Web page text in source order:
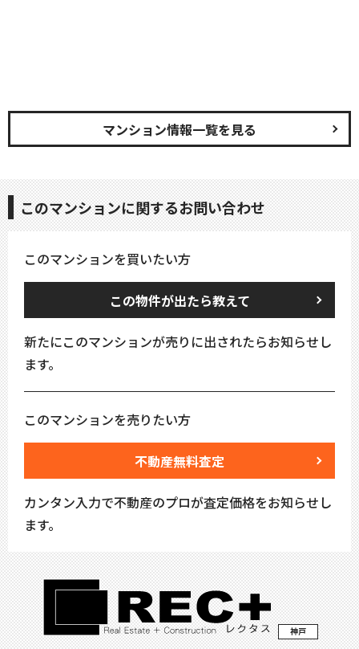
マンション情報一覧を見る
このマンションに関するお問い合わせ
このマンションを買いたい方
この物件が出たら教えて
新たにこのマンションが売りに出されたらお知らせし
ます。
このマンションを売りたい方
不動産無料査定
カンタン入力で不動産のプロが査定価格をお知らせし
ます。
神戸